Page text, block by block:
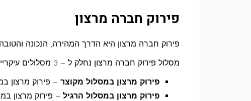
פירוק חברה מרצון
פירוק חברה מרצון היא הדרך המהירה, הנכונה
מסלול פירוק חברה מרצון נחלק ל – 3 מסלולים עיקריים:
פירוק מרצון במסלול מקוצר – פירוק מרצון
פירוק מרצון במסלול הרגיל – פירוק מרצון